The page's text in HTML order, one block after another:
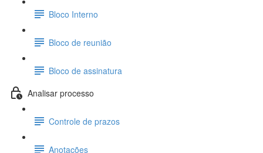
Bloco Interno
Bloco de reunião
Bloco de assinatura
Analisar processo
Controle de prazos
Anotações